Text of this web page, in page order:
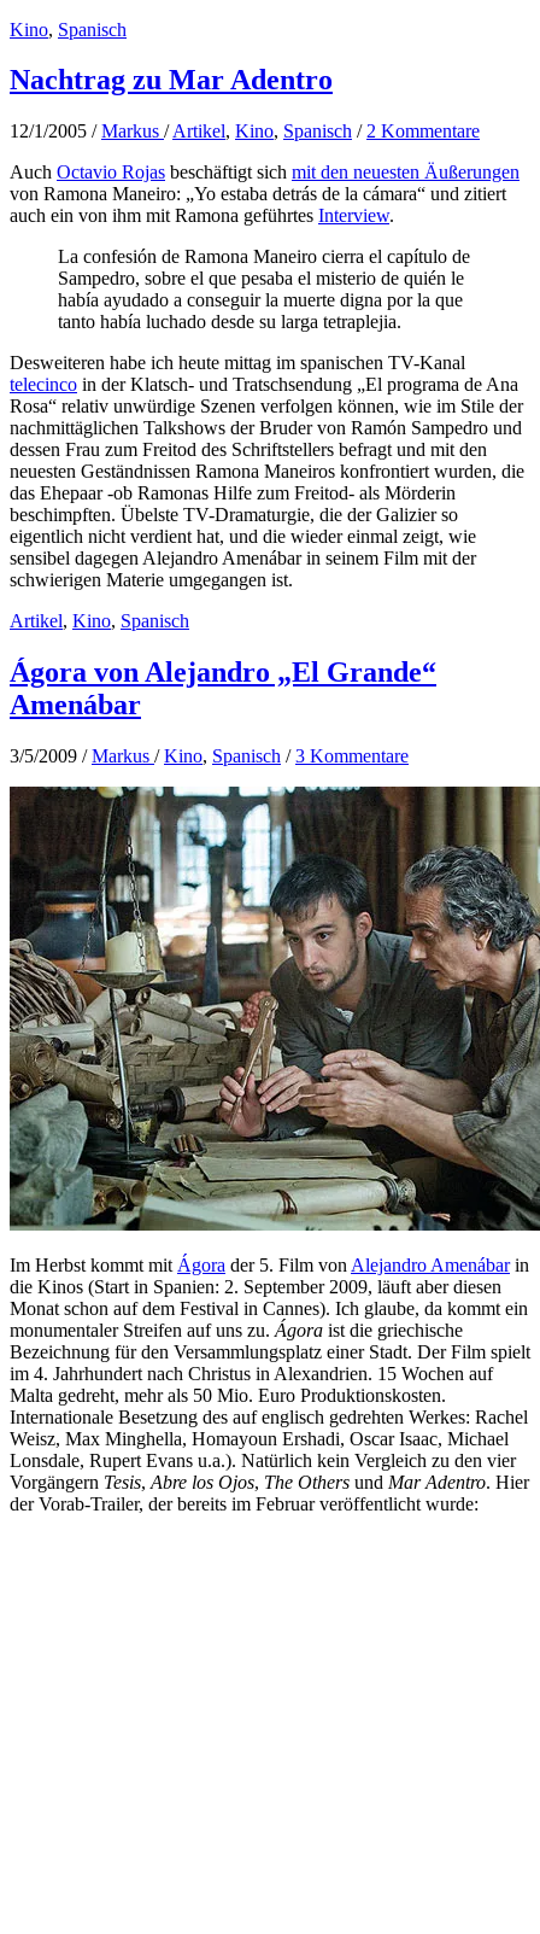
Kino, Spanisch
Nachtrag zu Mar Adentro
12/1/2005 /Markus /Artikel, Kino, Spanisch / 2 Kommentare
Auch Octavio Rojas beschäftigt sich mit den neuesten Äußerungen
von Ramona Maneiro: „Yo estaba detrás de la cámara“ und zitiert
auch ein von ihm mit Ramona geführtes Interview.
La confesión de Ramona Maneiro cierra el capítulo de
Sampedro, sobre el que pesaba el misterio de quién le
había ayudado a conseguir la muerte digna por la que
tanto había luchado desde su larga tetraplejia.
Desweiteren habe ich heute mittag im spanischen TV-Kanal
telecinco in der Klatsch- und Tratschsendung „El programa de Ana
Rosa“ relativ unwürdige Szenen verfolgen können, wie im Stile der
nachmittäglichen Talkshows der Bruder von Ramón Sampedro und
dessen Frau zum Freitod des Schriftstellers befragt und mit den
neuesten Geständnissen Ramona Maneiros konfrontiert wurden, die
das Ehepaar -ob Ramonas Hilfe zum Freitod- als Mörderin
beschimpften. Übelste TV-Dramaturgie, die der Galizier so
eigentlich nicht verdient hat, und die wieder einmal zeigt, wie
sensibel dagegen Alejandro Amenábar in seinem Film mit der
schwierigen Materie umgegangen ist.
Artikel, Kino, Spanisch
Ágora von Alejandro „El Grande“
Amenábar
3/5/2009 /Markus /Kino, Spanisch /3 Kommentare
Im Herbst kommt mit Ágora der 5. Film von Alejandro Amenábarin
die Kinos (Start in Spanien: 2. September 2009, läuft aber diesen
Monat schon auf dem Festival in Cannes). Ich glaube, da kommt ein
monumentaler Streifen auf uns zu. Ágora ist die griechische
Bezeichnung für den Versammlungsplatz einer Stadt. Der Film spielt
im 4. Jahrhundert nach Christus in Alexandrien. 15 Wochen auf
Malta gedreht, mehr als 50 Mio. Euro Produktionskosten.
Internationale Besetzung des auf englisch gedrehten Werkes: Rachel
Weisz, Max Minghella, Homayoun Ershadi, Oscar Isaac, Michael
Lonsdale, Rupert Evans u.a.). Natürlich kein Vergleich zu den vier
Vorgängern Tesis, Abre los Ojos, The Others und Mar Adentro. Hier
der Vorab-Trailer, der bereits im Februar veröffentlicht wurde: